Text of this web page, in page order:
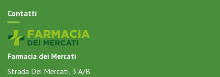
Contatti
Farmacia dei Mercati
Strada Dei Mercati, 3 A/B